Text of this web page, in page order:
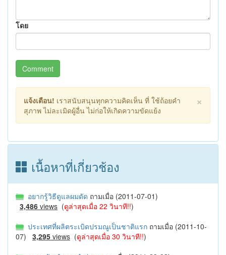
โดย
Comment
×
แจ้งเตือน! เราสนับสนุนทุกความคิดเห็น ที่ ใช้ถ้อยคำ
สุภาพ ไม่ละเมิดผู้อื่น ไม่ก่อให้เกิดความขัดแย้ง
เนื้อหาที่เกี่ยวช้อง
อยากรู้วิธีดูแลผมดัด ถามเมื่อ (2011-07-01)
3,486 views (ดูล่าสุดเมื่อ 22 วินาที!!)
ประเทศที่ผลิตระเบิดปรมณูเป็นชาติแรก ถามเมื่อ (2011-10-
07) 3,295 views (ดูล่าสุดเมื่อ 30 วินาที!!)